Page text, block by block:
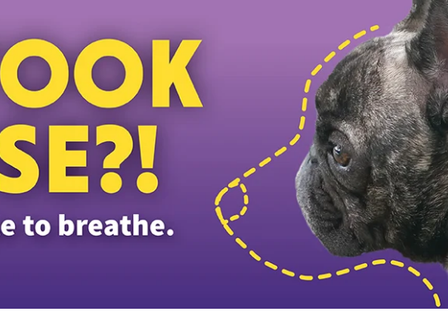
கைது: போலீஸாரின் இரட்டை நிலைப்பாடு; சாடிய RSN ராயர்